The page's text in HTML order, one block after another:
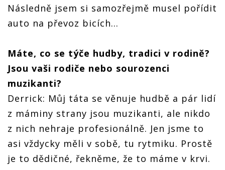
Následně jsem si samozřejmě musel pořídit
auto na převoz bicích…
Máte, co se týče hudby, tradici v rodině?
Jsou vaši rodiče nebo sourozenci
muzikanti?
Derrick: Můj táta se věnuje hudbě a pár lidí
z máminy strany jsou muzikanti, ale nikdo
z nich nehraje profesionálně. Jen jsme to
asi vždycky měli v sobě, tu rytmiku. Prostě
je to dědičné, řekněme, že to máme v krvi.